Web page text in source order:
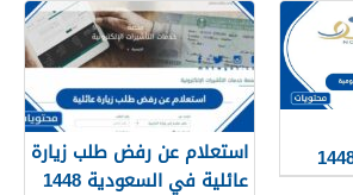
استعلام عن رفض طلب زيارة
عائلية في السعودية 1448